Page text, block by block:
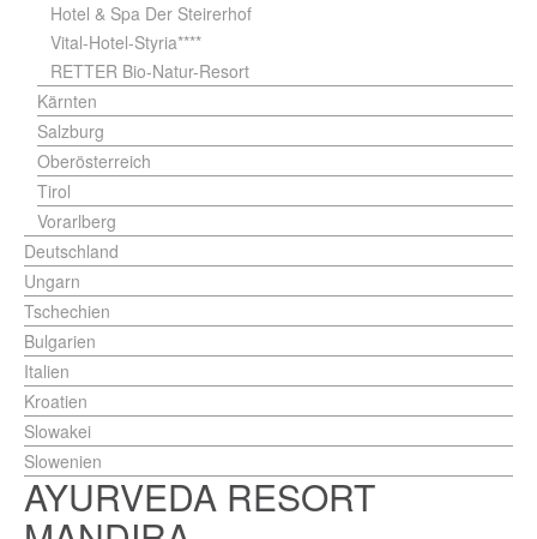
Hotel & Spa Der Steirerhof
Vital-Hotel-Styria****
RETTER Bio-Natur-Resort
Kärnten
Salzburg
Oberösterreich
Tirol
Vorarlberg
Deutschland
Ungarn
Tschechien
Bulgarien
Italien
Kroatien
Slowakei
Slowenien
AYURVEDA RESORT